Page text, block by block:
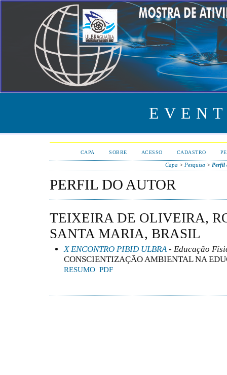
CAPA SOBRE ACESSO CADASTRO
Capa > Pesquisa > Perfil
PERFIL DO AUTOR
TEIXEIRA DE OLIVEIRA,
SANTA MARIA, BRASIL
X ENCONTRO PIBID ULBRA - Educação
CONSCIENTIZAÇÃO AMBIENTAL NA
RESUMO PDF